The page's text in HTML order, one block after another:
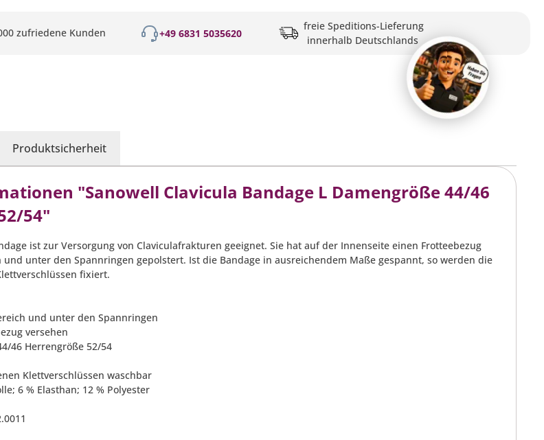
zufriedene Kunden +49 6831 5035620
freie Speditions-Lieferung
innerhalb Deutschlands
Produktsicherheit
"Sanowell Clavicula Bandage L Damengröße 44/46
54"
ist zur Versorgung von Claviculafrakturen geeignet. Sie hat auf der Innenseite einen Frotteebezug
unter den Spannringen gepolstert. Ist die Bandage in ausreichendem Maße gespannt, so werden die
fixiert.
und unter den Spannringen
versehen
46 Herrengröße 52/54
Klettverschlüssen waschbar
6 % Elasthan; 12 % Polyester